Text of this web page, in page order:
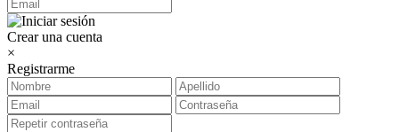
Crear una cuenta
×
Registrarme